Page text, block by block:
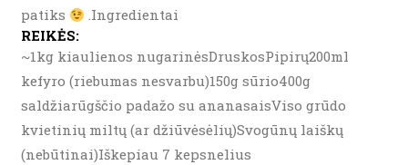
patiks
.Ingredientai
REIKĖS:
~1kg kiaulienos nugarinėsDruskosPipirų200ml
kefyro (riebumas nesvarbu)150g sūrio400g
saldžiarūgščio padažo su ananasaisViso grūdo
kvietinių miltų (ar džiūvėsėlių)Svogūnų laiškų
(nebūtinai)Iškepiau 7 kepsnelius